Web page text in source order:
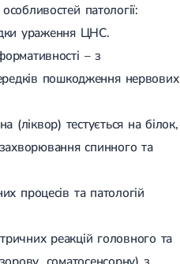
патології:
ураження ЦНС.
– з
пошкодження нервових
(ліквор) тестується на білок,
спинного та
процесів та патологій
реакцій головного та